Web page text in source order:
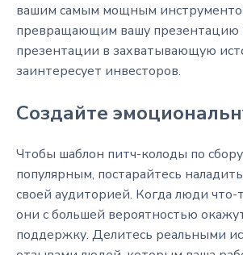
вашим самым мощным
превращающим вашу презентацию
презентации в захватывающую
заинтересует инвесторов.
Создайте
Чтобы шаблон питч-колоды по сбору
популярным, постарайтесь
своей аудиторией. Когда люди что-
они с большей вероятностью
поддержку. Делитесь реальными